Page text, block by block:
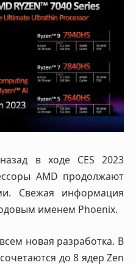
в ходе CES 2023
AMD продолжают
Свежая информация
именем Phoenix.
новая разработка. В
до 8 ядер Zen